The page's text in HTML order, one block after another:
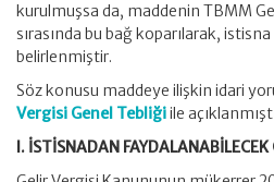
kurulmuşsa da, maddenin TBMM
sırasında bu bağ koparılarak,
belirlenmiştir.
Söz konusu maddeye ilişkin idari
Vergisi Genel Tebliğiile
I. İSTİSNADAN FAYDALANABİLECEK